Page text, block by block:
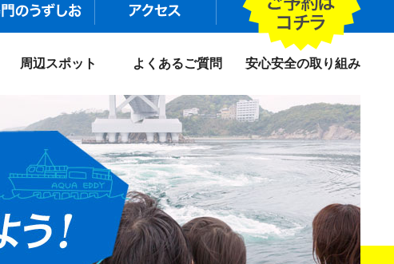
周辺スポット よくあるご質問 安心安全の取り組み